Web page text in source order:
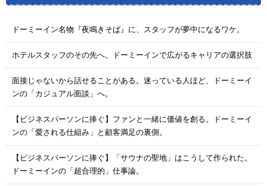
ドーミーイン名物『夜鳴きそば』に、スタッフが夢中になるワケ。
ホテルスタッフのその先へ。ドーミーインで広がるキャリアの選択肢
面接じゃないから話せることがある。迷っている人ほど、ドーミーイ
ンの「カジュアル面談」へ。
【ビジネスパーソンに捧ぐ】ファンと一緒に価値を創る。ドーミーイ
ンの「愛される仕組み」と顧客満足の裏側。
【ビジネスパーソンに捧ぐ】「サウナの聖地」はこうして作られた。
ドーミーインの「超合理的」仕事論。